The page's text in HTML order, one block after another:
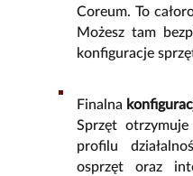
Coreum. To
Możesz tam
konfiguracje
Finalna
Sprzęt
profilu
osprzęt oraz